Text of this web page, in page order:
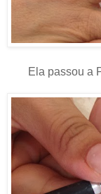
Ela passou a